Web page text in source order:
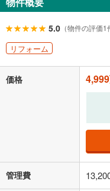
一般的には最長35年ま
閉じる
頭金
0万円
自己資金から住宅購入
い。一般的には物件価
0円
年2回払いを想定してい
5.0 （物件の評価1
リフォーム
価格
管理費